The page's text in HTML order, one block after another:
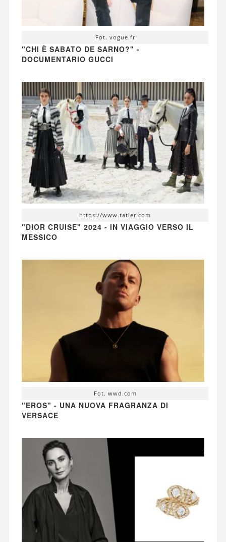
Fot. vogue.fr
"CHI È SABATO DE SARNO?" -
DOCUMENTARIO GUCCI
https://www.tatler.com
"DIOR CRUISE" 2024 - IN VIAGGIO VERSO IL
MESSICO
Fot. wwd.com
"EROS" - UNA NUOVA FRAGRANZA DI
VERSACE